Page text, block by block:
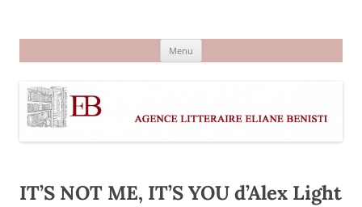
Menu
IT’S NOT ME, IT’S YOU d’Alex Light